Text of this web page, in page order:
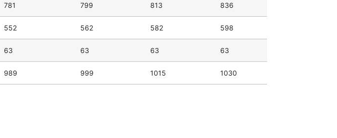
781 799 813 836
552 562 582 598
63 63 63 63
989 999 1015 1030